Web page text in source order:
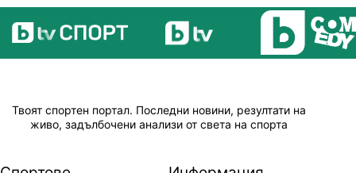
Твоят спортен портал. Последни новини, резултати на
живо, задълбочени анализи от света на спорта